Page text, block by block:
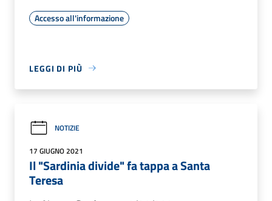
Accesso all'informazione
LEGGI DI PIÙ
NOTIZIE
17 GIUGNO 2021
Il "Sardinia divide" fa tappa a Santa
Teresa